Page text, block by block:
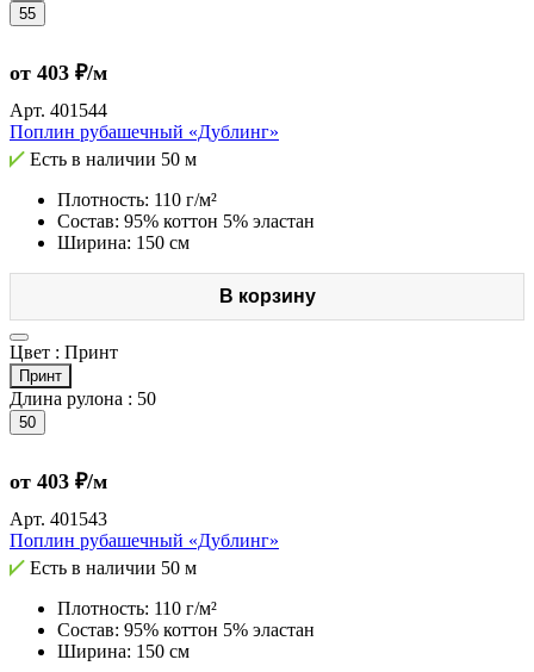
55
от 403 ₽/м
Арт. 401544
Поплин рубашечный «Дублинг»
Есть в наличии 50 м
Плотность: 110 г/м²
Состав: 95% коттон 5% эластан
Ширина: 150 см
В корзину
Цвет : Принт
Принт
Длина рулона : 50
50
от 403 ₽/м
Арт. 401543
Поплин рубашечный «Дублинг»
Есть в наличии 50 м
Плотность: 110 г/м²
Состав: 95% коттон 5% эластан
Ширина: 150 см